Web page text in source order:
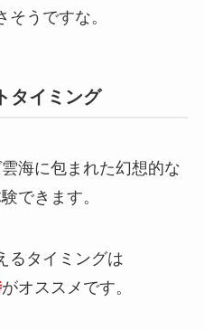
そうですな。
タイミング
海に包まれた幻想的な
できます。
るタイミングは
がオススメです。